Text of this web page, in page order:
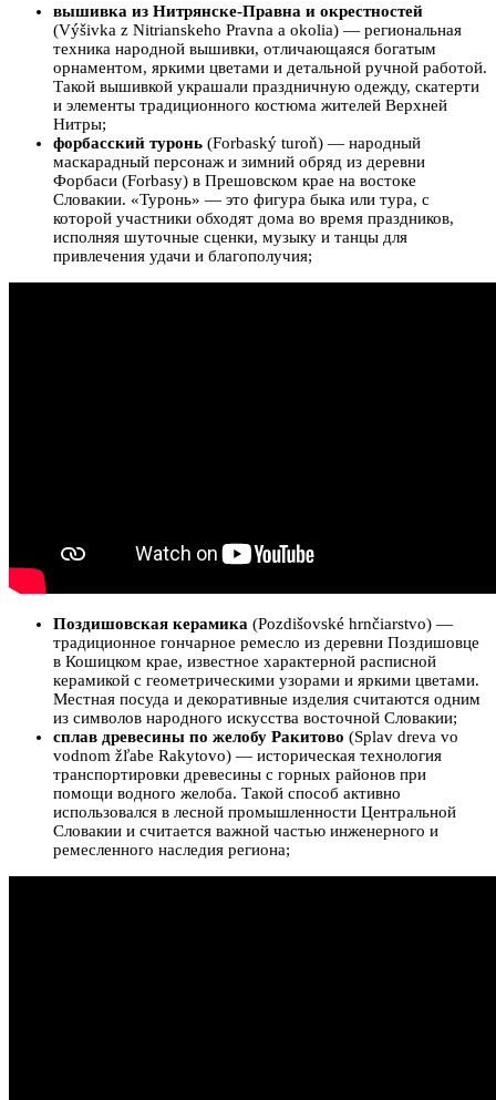
вышивка из Нитрянске-Правна и окрестностей
(Výšivka z Nitrianskeho Pravna a okolia) — региональная
техника народной вышивки, отличающаяся богатым
орнаментом, яркими цветами и детальной ручной работой.
Такой вышивкой украшали праздничную одежду, скатерти
и элементы традиционного костюма жителей Верхней
Нитры;
форбасский туронь (Forbaský turoň) — народный
маскарадный персонаж и зимний обряд из деревни
Форбаси (Forbasy) в Прешовском крае на востоке
Словакии. «Туронь» — это фигура быка или тура, с
которой участники обходят дома во время праздников,
исполняя шуточные сценки, музыку и танцы для
привлечения удачи и благополучия;
Поздишовская керамика (Pozdišovské hrnčiarstvo) —
традиционное гончарное ремесло из деревни Поздишовце
в Кошицком крае, известное характерной расписной
керамикой с геометрическими узорами и яркими цветами.
Местная посуда и декоративные изделия считаются одним
из символов народного искусства восточной Словакии;
сплав древесины по желобу Ракитово (Splav dreva vo
vodnom žľabe Rakytovo) — историческая технология
транспортировки древесины с горных районов при
помощи водного желоба. Такой способ активно
использовался в лесной промышленности Центральной
Словакии и считается важной частью инженерного и
ремесленного наследия региона;